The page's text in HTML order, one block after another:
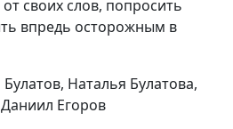
от своих слов, попросить
впредь осторожным в
Наталья Булатова,
Егоров
Виктория Булатова,
Даниил Егоров
Дмитрий Булатов,
Наталья Булатова,
Виктория Булатова,
#94